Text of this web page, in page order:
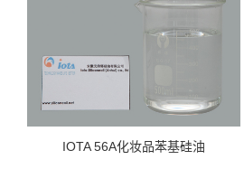
IOTA 56A化妆品苯基硅油